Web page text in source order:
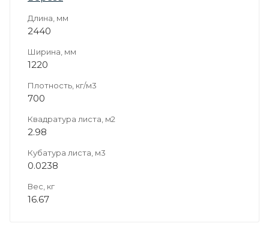
Длина, мм
2440
Ширина, мм
1220
Плотность, кг/м3
700
Квадратура листа, м2
2.98
Кубатура листа, м3
0.0238
Вес, кг
16.67